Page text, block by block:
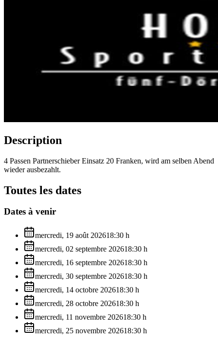
Description
4 Passen Partnerschieber Einsatz 20 Franken, wird am selben Abend
wieder ausbezahlt.
Toutes les dates
Dates à venir
mercredi, 19 août 202618:30 h
mercredi, 02 septembre 202618:30 h
mercredi, 16 septembre 202618:30 h
mercredi, 30 septembre 202618:30 h
mercredi, 14 octobre 202618:30 h
mercredi, 28 octobre 202618:30 h
mercredi, 11 novembre 202618:30 h
mercredi, 25 novembre 202618:30 h